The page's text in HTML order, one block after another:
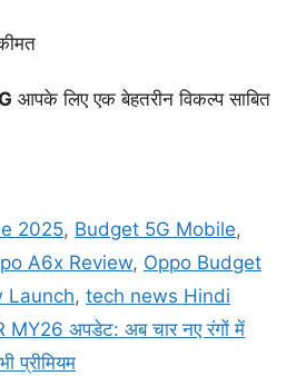
आपके लिए एक बेहतरीन विकल्प साबित
2025, Budget 5G Mobile,
A6x Review, Oppo Budget
Launch, tech news Hindi
अपडेट: अब चार नए रंगों में
प्रीमियम